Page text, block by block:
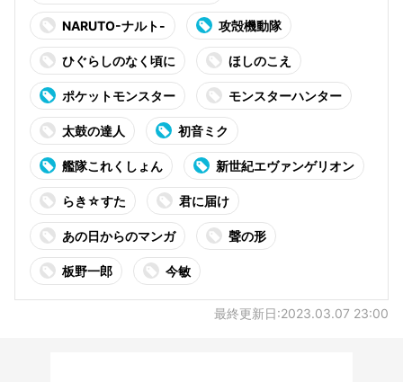
NARUTO-ナルト- 攻殻機動隊
ひぐらしのなく頃に ほしのこえ
ポケットモンスター モンスターハンター
太鼓の達人 初音ミク
艦隊これくしょん 新世紀エヴァンゲリオン
らき☆すた 君に届け
あの日からのマンガ 聲の形
板野一郎 今敏
最終更新日:2023.03.07 23:00